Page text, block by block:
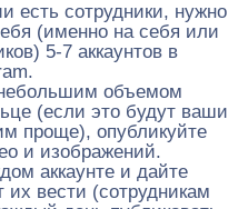
есть сотрудники, нужно
(именно на себя или
5-7 аккаунтов в
объемом
(если это будут ваши
проще), опубликуйте
и изображений.
аккаунте и дайте
их вести (сотрудникам